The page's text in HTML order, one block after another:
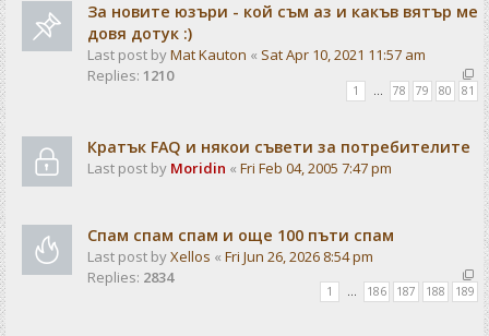
За новите юзъри - кой съм аз и какъв вятър ме
довя дотук :)
Last post byMat Kauton « Sat Apr 10, 2021 11:57 am
Replies: 1210
1 78 79 80 81
Кратък FAQ и някои съвети за потребителите
Last post by Moridin « Fri Feb 04, 2005 7:47 pm
Спам спам спам и още 100 пъти спам
Last post byXellos « Fri Jun 26, 2026 8:54 pm
Replies: 2834
1 … 186 187 188 189